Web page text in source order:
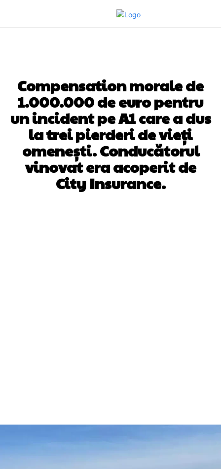
Compensation morale de
1.000.000 de euro pentru
un incident pe A1 care a dus
la trei pierderi de vieți
omenești. Conducătorul
vinovat era acoperit de
City Insurance.